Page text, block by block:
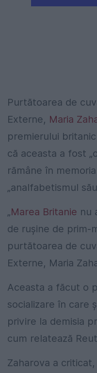
Purtătoarea de
Externe, Maria
premierului britanic
că aceasta a fost
rămâne în
„analfabetismul
„Marea Britanie nu
de ruşine de prim-
purtătoarea de
Externe, Maria
Aceasta a făcut o
socializare în care
privire la demisia
cum relatează
Zaharova a